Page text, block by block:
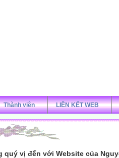
Thành viên LIÊN KẾT WEB
quý vị đến với Website của